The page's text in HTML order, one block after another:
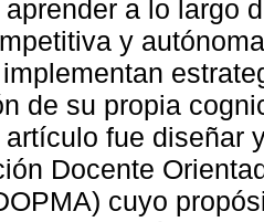
a lo largo
y
de su propia
artículo fue diseñar
Docente
cuyo